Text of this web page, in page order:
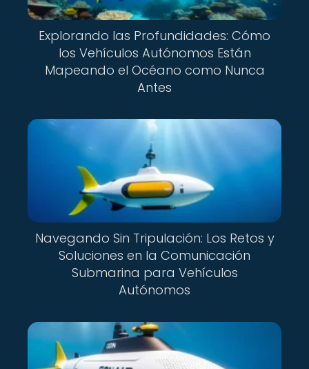
Explorando las Profundidades: Cómo
los Vehículos Autónomos Están
Mapeando el Océano como Nunca
Antes
Navegando Sin Tripulación: Los Retos y
Soluciones en la Comunicación
Submarina para Vehículos
Autónomos